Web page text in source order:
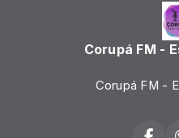
Corupá FM -
Corupá FM -